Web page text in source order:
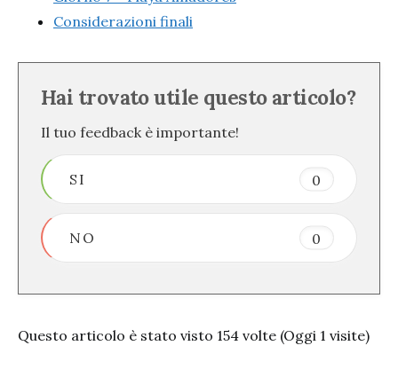
Considerazioni finali
Hai trovato utile questo articolo?
Il tuo feedback è importante!
SI 0
NO 0
Questo articolo è stato visto 154 volte (Oggi 1 visite)